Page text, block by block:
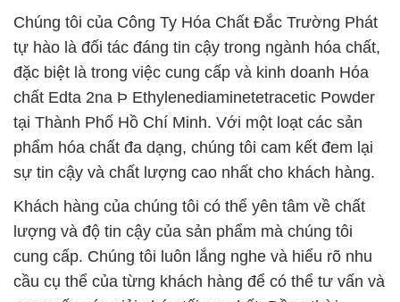
Chúng tôi của Công Ty Hóa Chất Đắc Trường Phát
tự hào là đối tác đáng tin cậy trong ngành hóa chất,
đặc biệt là trong việc cung cấp và kinh doanh Hóa
chất Edta 2na Þ Ethylenediaminetetracetic Powder
tại Thành Phố Hồ Chí Minh. Với một loạt các sản
phẩm hóa chất đa dạng, chúng tôi cam kết đem lại
sự tin cậy và chất lượng cao nhất cho khách hàng.
Khách hàng của chúng tôi có thể yên tâm về chất
lượng và độ tin cậy của sản phẩm mà chúng tôi
cung cấp. Chúng tôi luôn lắng nghe và hiểu rõ nhu
cầu cụ thể của từng khách hàng để có thể tư vấn và